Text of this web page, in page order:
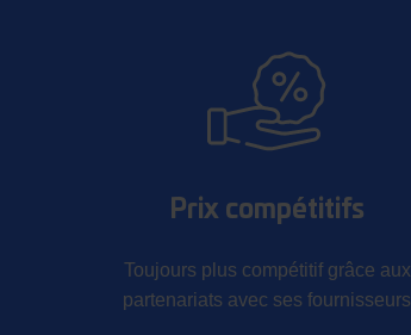
Prix compétitifs
Toujours plus compétitif grâce aux
partenariats avec ses fournisseurs